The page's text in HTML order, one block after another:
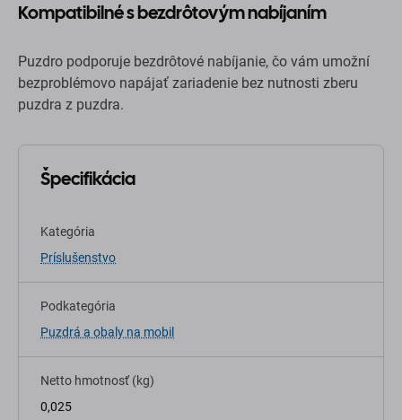
Kompatibilné s bezdrôtovým nabíjaním
Puzdro podporuje bezdrôtové nabíjanie, čo vám umožní
bezproblémovo napájať zariadenie bez nutnosti zberu
puzdra z puzdra.
Špecifikácia
Kategória
Príslušenstvo
Podkategória
Puzdrá a obaly na mobil
Netto hmotnosť (kg)
0,025